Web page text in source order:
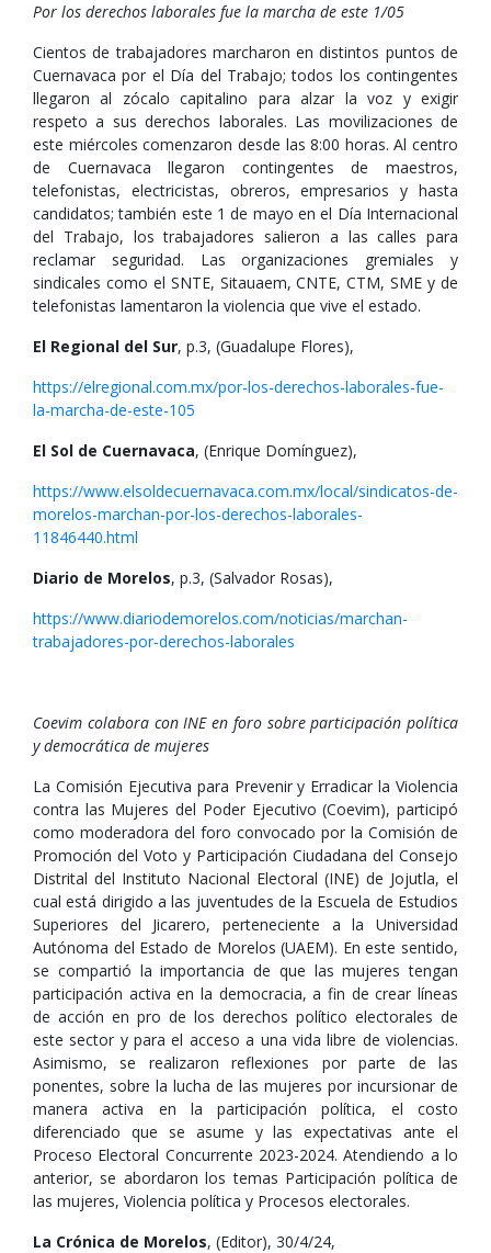
Por los derechos laborales fue la marcha de este 1/05
Cientos de trabajadores marcharon en distintos puntos de
Cuernavaca por el Día del Trabajo; todos los contingentes
llegaron al zócalo capitalino para alzar la voz y exigir
respeto a sus derechos laborales. Las movilizaciones de
este miércoles comenzaron desde las 8:00 horas. Al centro
de Cuernavaca llegaron contingentes de maestros,
telefonistas, electricistas, obreros, empresarios y hasta
candidatos; también este 1 de mayo en el Día Internacional
del Trabajo, los trabajadores salieron a las calles para
reclamar seguridad. Las organizaciones gremiales y
sindicales como el SNTE, Sitauaem, CNTE, CTM, SME y de
telefonistas lamentaron la violencia que vive el estado.
El Regional del Sur, p.3, (Guadalupe Flores),
https://elregional.com.mx/por-los-derechos-laborales-fue-
la-marcha-de-este-105
El Sol de Cuernavaca, (Enrique Domínguez),
https://www.elsoldecuernavaca.com.mx/local/sindicatos-de-
morelos-marchan-por-los-derechos-laborales-
11846440.html
Diario de Morelos, p.3, (Salvador Rosas),
https://www.diariodemorelos.com/noticias/marchan-
trabajadores-por-derechos-laborales
Coevim colabora con INE en foro sobre participación política
y democrática de mujeres
La Comisión Ejecutiva para Prevenir y Erradicar la Violencia
contra las Mujeres del Poder Ejecutivo (Coevim), participó
como moderadora del foro convocado por la Comisión de
Promoción del Voto y Participación Ciudadana del Consejo
Distrital del Instituto Nacional Electoral (INE) de Jojutla, el
cual está dirigido a las juventudes de la Escuela de Estudios
Superiores del Jicarero, perteneciente a la Universidad
Autónoma del Estado de Morelos (UAEM). En este sentido,
se compartió la importancia de que las mujeres tengan
participación activa en la democracia, a fin de crear líneas
de acción en pro de los derechos político electorales de
este sector y para el acceso a una vida libre de violencias.
Asimismo, se realizaron reflexiones por parte de las
ponentes, sobre la lucha de las mujeres por incursionar de
manera activa en la participación política, el costo
diferenciado que se asume y las expectativas ante el
Proceso Electoral Concurrente 2023-2024. Atendiendo a lo
anterior, se abordaron los temas Participación política de
las mujeres, Violencia política y Procesos electorales.
La Crónica de Morelos, (Editor), 30/4/24,